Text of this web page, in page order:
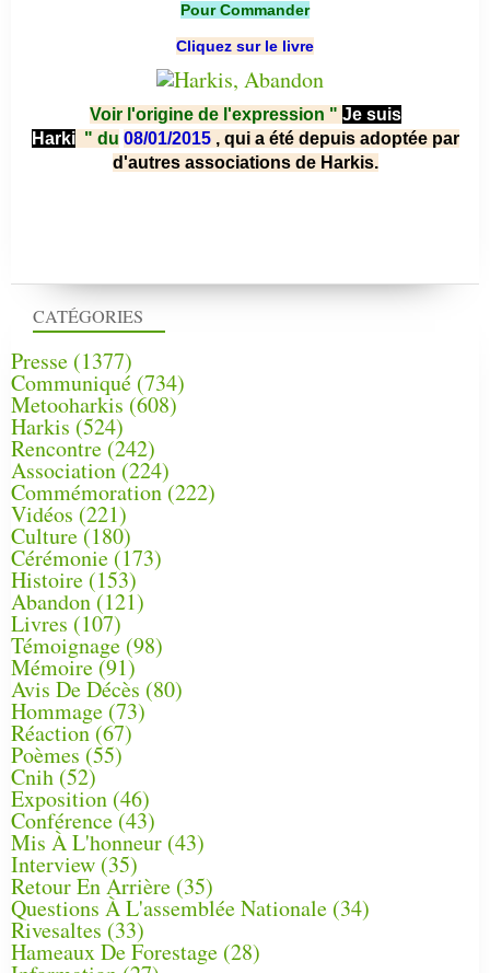
CATÉGORIES
Presse (1377)
Communiqué (734)
Metooharkis (608)
Harkis (524)
Rencontre (242)
Association (224)
Commémoration(222)
Vidéos (221)
Culture(180)
Cérémonie (173)
Histoire (153)
Abandon(121)
Livres (107)
Témoignage (98)
Mémoire (91)
Avis De Décès (80)
Hommage (73)
Réaction(67)
Poèmes (55)
Cnih (52)
Exposition (46)
Conférence(43)
Mis À L'honneur (43)
Interview (35)
Retour En Arrière (35)
Questions À L'assemblée Nationale (34)
Rivesaltes (33)
Hameaux De Forestage (28)
Pour Commander
Cliquez sur le livre
Voir l'origine de l'expression " Je suis
Harki " du 08/01/2015 , qui a été depuis adoptée par
d'autres associations de Harkis.